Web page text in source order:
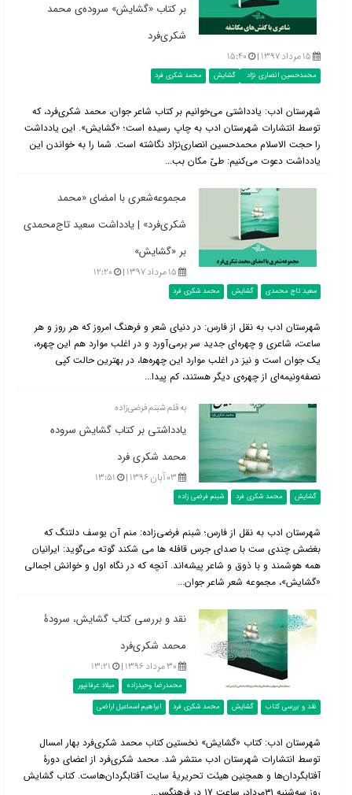
بر کتاب «گشایش» سروده‌ی محمد
شکری‌فرد
۱۵ مرداد ۱۳۹۷ | ۱۵:۴۰
محمدحسین انصاری نژاد گشایش محمد شکری فرد
شهرستان ادب: یادداشتی می‌خوانیم بر کتاب شاعر جوان، محمد شکری‌فرد، که
توسط انتشارات شهرستان ادب به چاپ رسیده است؛ «گشایش». این یادداشت
را حجت الاسلام محمدحسین انصاری‌نژاد نگاشته است. شما را به خواندن این
یادداشت دعوت می‌کنیم: طیّ مکان بب...
مجموعه‌شعری با امضای «محمد
شکری‌فرد» | یادداشت سعید تاج‌محمدی
بر «گشایش»
۱۵ مرداد ۱۳۹۷ | ۱۲:۲۰
سعید تاج محمدی گشایش محمد شکری فرد
شهرستان ادب به نقل از فارس: در دنیای شعر و فرهنگ امروز که هر روز و هر
ساعت،‌ شاعری و چهره‌ای جدید ‌سر برمی‌آورد و در اغلب موارد هم این چهره،
یک جوان است و نیز در اغلب موارد این چهره‌ها، در بهترین حالت ‌کپی
نصفه‌و‌نیمه‌ای از چهره‌ی دیگر هستند، کم پیدا...
به قلم شبنم فرضی‌زاده
یادداشتی بر کتاب گشایش سروده
محمد شکری فرد
۰۳ آبان ۱۳۹۶ | ۱۳:۵۱
گشایش محمد شکری فرد شبنم فرضی زاده
شهرستان ادب به نقل از فارس؛ شبنم فرضی‌زاده: منم آن یوسف دلتنگ که
بغضش چندی ست با صدای جرس قافله ها می شکند گوته می‌گوید: ایرانیان
همه هوشمند و با ذوق و شاعر پیشه‌اند. آنچه که در نگاه اول و خوانش اجمالی
«گشایش»، مجموعه شعر شاعر جوان...
نقد و بررسی کتاب گشایش، سرودۀ
محمد شکری‌فرد
۳۰ مرداد ۱۳۹۶ | ۱۳:۲۱
محمدرضا وحیدزاده
میلاد عرفانپور
نقد و بررسی کتاب
گشایش محمد شکری فرد ابراهیم اسماعیل اراضی
شهرستان ادب: کتاب «گشایش» نخستین کتاب محمد شکری‌فرد بهار امسال
توسط انتشارات شهرستان ادب منتشر شد. محمد شکری‌فرد از اعضای دورۀ
آفتابگردان‌ها و همچنین هیئت تحریریۀ سایت آفتابگردان‌هاست. کتاب گشایش